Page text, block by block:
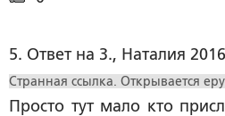
5. Ответ на 3., Наталия
Странная ссылка. Открывается
Просто тут мало кто